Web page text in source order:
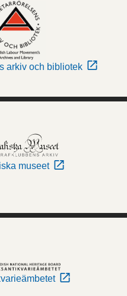
arkiv och bibliotek
museet